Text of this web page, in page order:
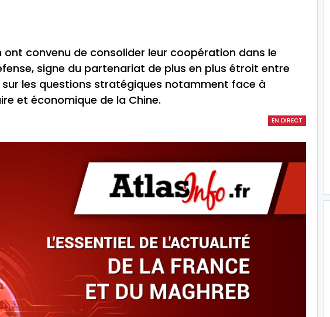
ont convenu de consolider leur coopération dans le
signe du partenariat de plus en plus étroit entre
sur les questions stratégiques notamment face à
et économique de la Chine.
EN DIRECT